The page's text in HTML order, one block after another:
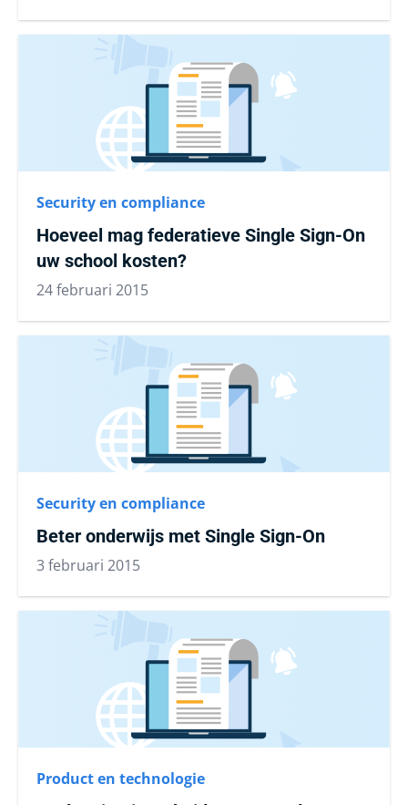
Security en compliance
Hoeveel mag federatieve Single Sign-On
uw school kosten?
24 februari 2015
Security en compliance
Beter onderwijs met Single Sign-On
3 februari 2015
Product en technologie